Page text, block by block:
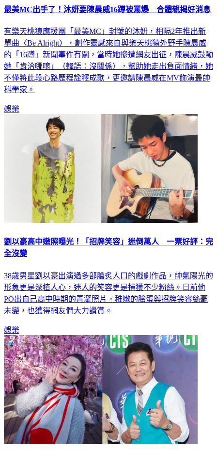
最美MC出手了！沐妍要陳晨威16蹲被罵爆 合體親揭好消息
有樂天桃猿應援團「最美MC」封號的沐妍，相隔2年推出新
單曲〈Be Alright〉，創作靈感來自與樂天桃猿外野手陳晨威
的「16蹲」新聞事件有關，當時她慘遭網友出征，陳晨威鼓勵
她「肯洽哪唷」（韓語：沒關係），幫助她走出負面情緒，她
不僅將此段心路歷程詮釋成歌，更邀請陳晨威在MV飾演最帥
科學家。
娛樂
劉以豪高中嫩照曝光！「招牌笑容」迷倒萬人 一票好評：完
全沒變
38歲男星劉以豪出演過多部膾炙人口的戲劇作品，帥氣陽光的
形象更是深植人心，迷人的笑容更是捕獲不少粉絲。日前他
PO出自己高中時期的青澀照片，稚嫩的臉蛋與招牌笑容絲毫
未變，也獲得網友們大力讚賞。
娛樂